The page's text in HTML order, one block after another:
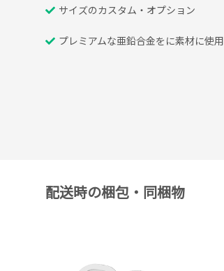
サイズのカスタム・オプション
プレミアムな亜鉛合金をに素材に使用
配送時の梱包・同梱物